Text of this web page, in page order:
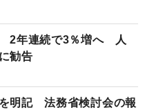
2年連続で3％増へ 人
勧告
を明記 法務省検討会の報